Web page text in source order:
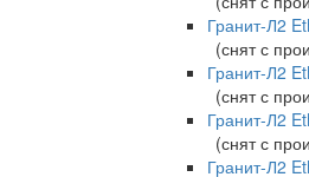
Гранит-Л2
(снят с
Гранит-Л2
(снят с
Гранит-Л2
(снят с
Гранит-Л2